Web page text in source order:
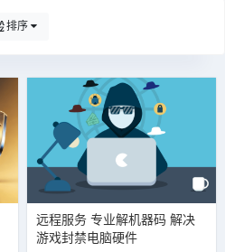
排序
远程服务 专业解机器码 解决
游戏封禁电脑硬件